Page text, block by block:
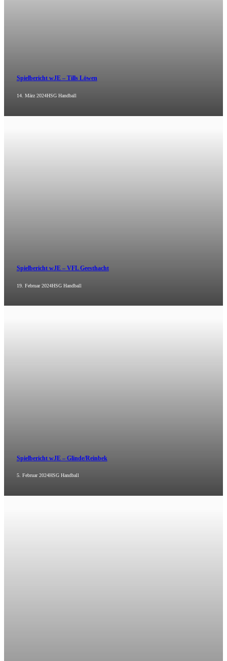
Spielbericht wJE – Tills Löwen
14. März 2024HSG Handball
Spielbericht wJE – VFL Geesthacht
19. Februar 2024HSG Handball
Spielbericht wJE – Glinde/Reinbek
5. Februar 2024HSG Handball